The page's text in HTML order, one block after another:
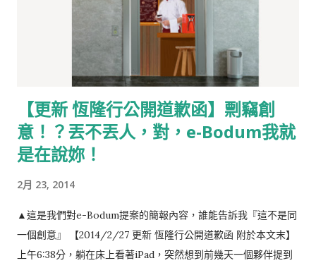
【更新 恆隆行公開道歉函】剽竊創
意！？丟不丟人，對，e-Bodum我就
是在說妳！
2月 23, 2014
▲這是我們對e-Bodum提案的簡報內容，誰能告訴我『這不是同
一個創意』 【2014/2/27 更新 恆隆行公開道歉函 附於本文末】
上午6:38分，躺在床上看著iPad，突然想到前幾天一個夥伴提到